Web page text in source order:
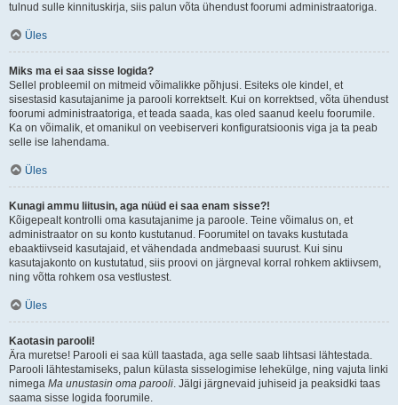
tulnud sulle kinnituskirja, siis palun võta ühendust foorumi administraatoriga.
Üles
Miks ma ei saa sisse logida?
Sellel probleemil on mitmeid võimalikke põhjusi. Esiteks ole kindel, et
sisestasid kasutajanime ja parooli korrektselt. Kui on korrektsed, võta ühendust
foorumi administraatoriga, et teada saada, kas oled saanud keelu foorumile.
Ka on võimalik, et omanikul on veebiserveri konfiguratsioonis viga ja ta peab
selle ise lahendama.
Üles
Kunagi ammu liitusin, aga nüüd ei saa enam sisse?!
Kõigepealt kontrolli oma kasutajanime ja paroole. Teine võimalus on, et
administraator on su konto kustutanud. Foorumitel on tavaks kustutada
ebaaktiivseid kasutajaid, et vähendada andmebaasi suurust. Kui sinu
kasutajakonto on kustutatud, siis proovi on järgneval korral rohkem aktiivsem,
ning võtta rohkem osa vestlustest.
Üles
Kaotasin parooli!
Ära muretse! Parooli ei saa küll taastada, aga selle saab lihtsasi lähtestada.
Parooli lähtestamiseks, palun külasta sisselogimise lehekülge, ning vajuta linki
nimega Ma unustasin oma parooli. Jälgi järgnevaid juhiseid ja peaksidki taas
saama sisse logida foorumile.